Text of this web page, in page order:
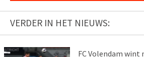
VERDER IN HET NIEUWS:
FC Volendam wint